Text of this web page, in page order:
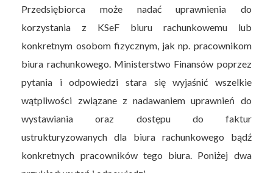
Przedsiębiorca może nadać uprawnienia do
korzystania z KSeF biuru rachunkowemu lub
konkretnym osobom fizycznym, jak np. pracownikom
biura rachunkowego. Ministerstwo Finansów poprzez
pytania i odpowiedzi stara się wyjaśnić wszelkie
wątpliwości związane z nadawaniem uprawnień do
wystawiania oraz dostępu do faktur
ustrukturyzowanych dla biura rachunkowego bądź
konkretnych pracowników tego biura. Poniżej dwa